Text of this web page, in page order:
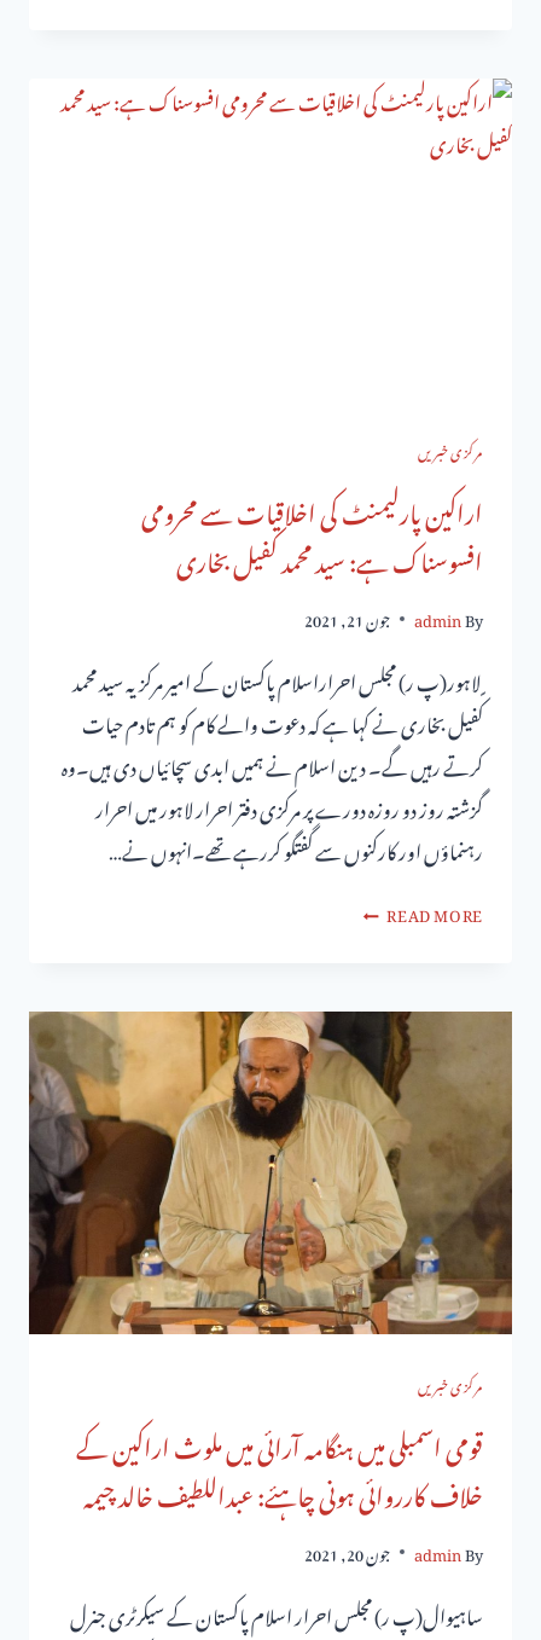
مرکزی خبریں
اراکین پارلیمنٹ کی اخلاقیات سے محرومی
افسوسناک ہے: سید محمد کفیل بخاری
By
admin جون 21, 2021
ٍ لاہور(پ ر) مجلس احراراسلام پاکستان کے امیر مرکزیہ سید محمد
کفیل بخاری نے کہا ہے کہ دعوت والے کام کو ہم تادم حیات
کرتے رہیں گے۔ دین اسلام نے ہمیں ابدی سچائیاں دی ہیں۔وہ
گزشتہ روز دو روزہ دورے پر مرکزی دفتر احرار لاہور میں احرار
رہنماؤں اور کارکنوں سے گفتگو کررہے تھے۔انہوں نے…
READ MORE
مرکزی خبریں
قومی اسمبلی میں ہنگامہ آرائی میں ملوث اراکین کے
خلاف کارروائی ہونی چاہئے: عبداللطیف خالد چیمہ
By
admin جون 20, 2021
ساہیوال(پ ر) مجلس احرار اسلام پاکستان کے سیکرٹری جنرل